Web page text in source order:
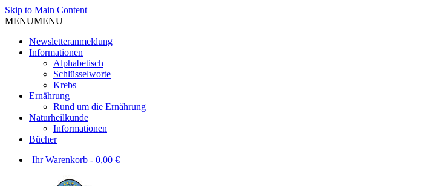
Skip to Main Content
MENUMENU
Newsletteranmeldung
Informationen
Alphabetisch
Schlüsselworte
Krebs
Ernährung
Rund um die Ernährung
Naturheilkunde
Informationen
Bücher
Ihr Warenkorb - 0,00 €